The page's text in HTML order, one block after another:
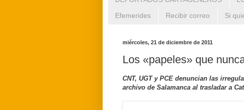
Efemerides Recibir correo Si
miércoles, 21 de diciembre de 2011
Los «papeles» que
CNT, UGT y PCE denuncian las
archivo de Salamanca al trasladar a